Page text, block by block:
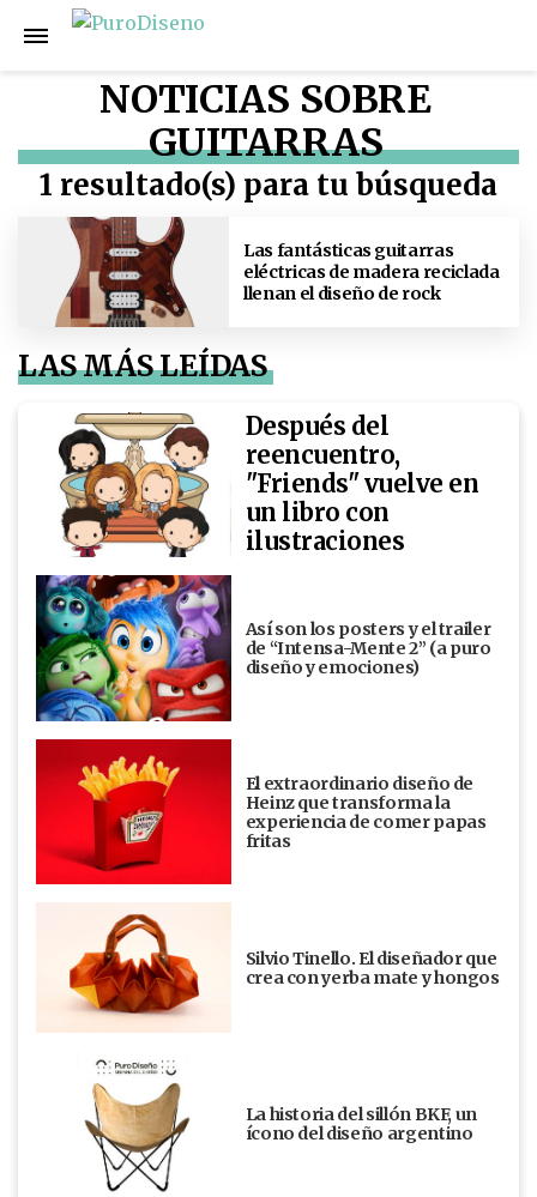
NOTICIAS SOBRE
GUITARRAS
1 resultado(s) para tu búsqueda
Las fantásticas guitarras
eléctricas de madera reciclada
llenan el diseño de rock
LAS MÁS LEÍDAS
Después del
reencuentro,
"Friends" vuelve en
un libro con
ilustraciones
Así son los posters y el trailer
de “Intensa-Mente 2” (a puro
diseño y emociones)
El extraordinario diseño de
Heinz que transforma la
experiencia de comer papas
fritas
Silvio Tinello. El diseñador que
crea con yerba mate y hongos
La historia del sillón BKF, un
ícono del diseño argentino